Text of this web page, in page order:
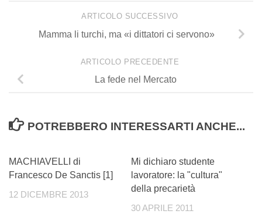
ARTICOLO SUCCESSIVO
Mamma li turchi, ma «i dittatori ci servono»
ARTICOLO PRECEDENTE
La fede nel Mercato
POTREBBERO INTERESSARTI ANCHE...
MACHIAVELLI di
Francesco De Sanctis [1]
12 DICEMBRE 2013
Mi dichiaro studente
lavoratore: la "cultura"
della precarietà
30 APRILE 2011